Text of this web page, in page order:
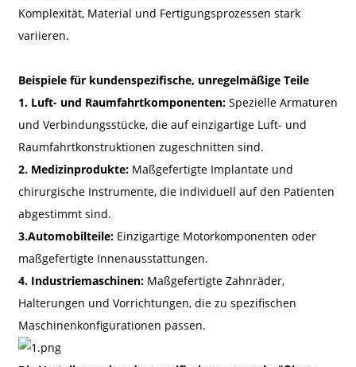
Komplexität, Material und Fertigungsprozessen stark
variieren.
Beispiele für kundenspezifische, unregelmäßige Teile
1. Luft- und Raumfahrtkomponenten:Spezielle Armaturen
und Verbindungsstücke, die auf einzigartige Luft- und
Raumfahrtkonstruktionen zugeschnitten sind.
2. Medizinprodukte:Maßgefertigte Implantate und
chirurgische Instrumente, die individuell auf den Patienten
abgestimmt sind.
3.Automobilteile: Einzigartige Motorkomponenten oder
maßgefertigte Innenausstattungen.
4. Industriemaschinen: Maßgefertigte Zahnräder,
Halterungen und Vorrichtungen, die zu spezifischen
Maschinenkonfigurationen passen.